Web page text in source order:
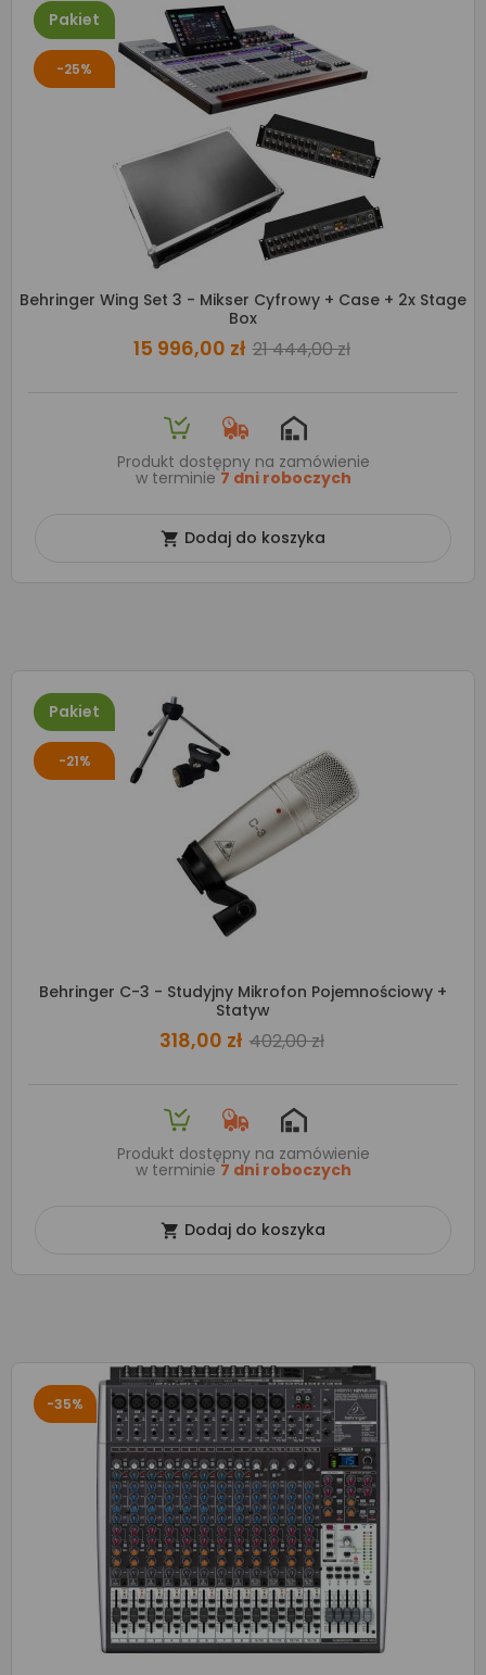
Pakiet
-25%
Behringer Wing Set 3 - Mikser Cyfrowy + Case + 2x Stage
Box
15 996,00 zł 21 444,00 zł
Produkt dostępny na zamówienie
w terminie 7 dni roboczych
 Dodaj do koszyka
Pakiet
-21%
Behringer C-3 - Studyjny Mikrofon Pojemnościowy +
Statyw
318,00 zł 402,00 zł
Produkt dostępny na zamówienie
w terminie 7 dni roboczych
 Dodaj do koszyka
-35%